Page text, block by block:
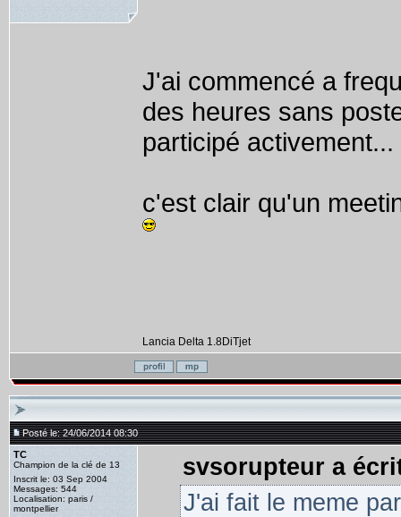
J'ai commencé a
des heures sans
participé activement...
c'est clair qu'un
Lancia Delta 1.8DiTjet
Posté le: 24/06/2014 08:30
TC
Champion de la clé de 13
Inscrit le: 03 Sep 2004
Messages: 544
Localisation: paris /
montpellier
svsorupteur a
J'ai fait le meme